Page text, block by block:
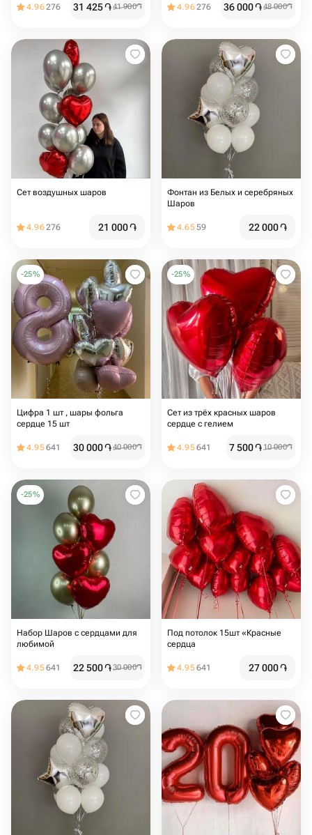
4.96276 31 425֏41 900֏ 4.96276 36 000֏48 000֏
Сет воздушных шаров
4.96276 21 000֏
Фонтан из Белых и серебряных
Шаров
4.6559 22 000֏
-25%
Цифра 1 шт , шары фольга
сердце 15 шт
4.95641 30 000֏40 000֏
-25%
Сет из трёх красных шаров
сердце с гелием
4.95641 7 500֏10 000֏
-25%
Набор Шаров с сердцами для
любимой
4.95641 22 500֏30 000֏
Под потолок 15шт «Красные
сердца
4.95641 27 000֏